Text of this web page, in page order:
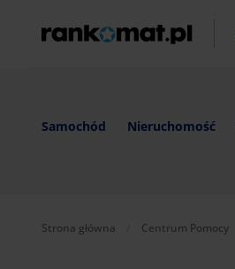
Samochód Nieruchomość
Strona główna Centrum Pomocy